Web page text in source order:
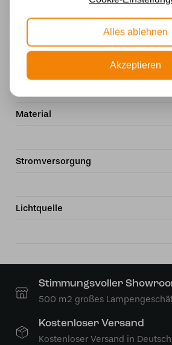
Alles ablehnen
Akzeptieren
Fassung
Material
Stromversorgung
Lichtquelle
Stimmungsvoller
500 m2 großes
Kostenloser Versand
Kostenloser Versand in